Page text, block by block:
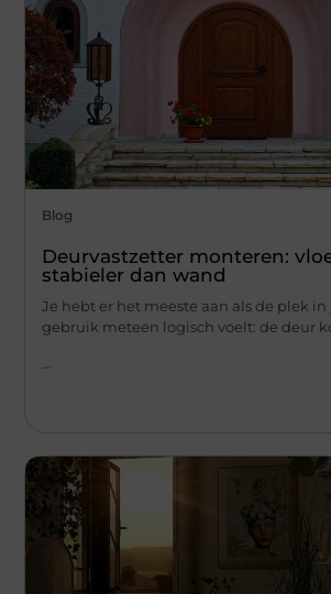
Blog
Deurvastzetter monteren:
stabieler dan wand
Je hebt er het meeste aan als de plek
gebruik meteen logisch voelt: de deur
...